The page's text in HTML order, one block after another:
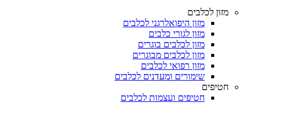
מזון לכלבים
מזון היפואלרגני לכלבים
מזון לגורי כלבים
מזון לכלבים בוגרים
מזון לכלבים מבוגרים
מזון רפואי לכלבים
שימורים ומעדנים לכלבים
חטיפים
חטיפים ועצמות לכלבים